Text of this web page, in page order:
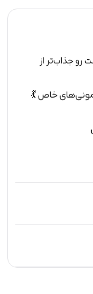
رو جذاب‌تر از
خاص 💃